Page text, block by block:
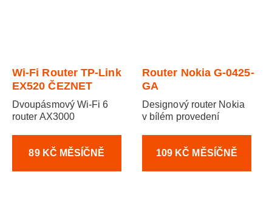
Wi-Fi Router TP-Link
EX520 ČEZNET
Dvoupásmový Wi-Fi 6
router AX3000
89 KČ MĚSÍČNĚ
Router Nokia G-0425-
GA
Designový router Nokia
v bílém provedení
109 KČ MĚSÍČNĚ